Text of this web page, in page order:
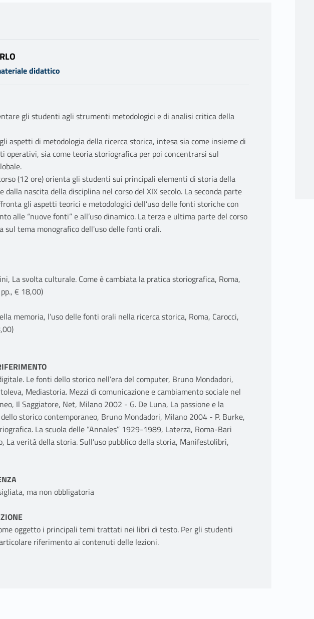
didattico
gli studenti agli strumenti metodologici e di analisi critica della
aspetti di metodologia della ricerca storica, intesa sia come insieme di
operativi, sia come teoria storiografica per poi concentrarsi sul
(12 ore) orienta gli studenti sui principali elementi di storia della
nascita della disciplina nel corso del XIX secolo. La seconda parte
gli aspetti teorici e metodologici dell’uso delle fonti storiche con
alle “nuove fonti” e all’uso dinamico. La terza e ultima parte del corso
sul tema monografico dell'uso delle fonti orali.
La svolta culturale. Come è cambiata la pratica storiografica, Roma,
€ 18,00)
memoria, l’uso delle fonti orali nella ricerca storica, Roma, Carocci,
Le fonti dello storico nell’era del computer, Bruno Mondadori,
Mediastoria. Mezzi di comunicazione e cambiamento sociale nel
Il Saggiatore, Net, Milano 2002 - G. De Luna, La passione e la
storico contemporaneo, Bruno Mondadori, Milano 2004 - P. Burke,
La scuola delle “Annales” 1929-1989, Laterza, Roma-Bari
La verità della storia. Sull’uso pubblico della storia, Manifestolibri,
ma non obbligatoria
oggetto i principali temi trattati nei libri di testo. Per gli studenti
riferimento ai contenuti delle lezioni.